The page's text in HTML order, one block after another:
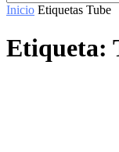
Inicio Etiquetas Tube
Etiqueta: